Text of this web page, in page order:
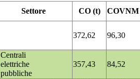
Settore CO (t)
COVNM
372,62 96,30
Centrali
elettriche
pubbliche
357,43 84,52